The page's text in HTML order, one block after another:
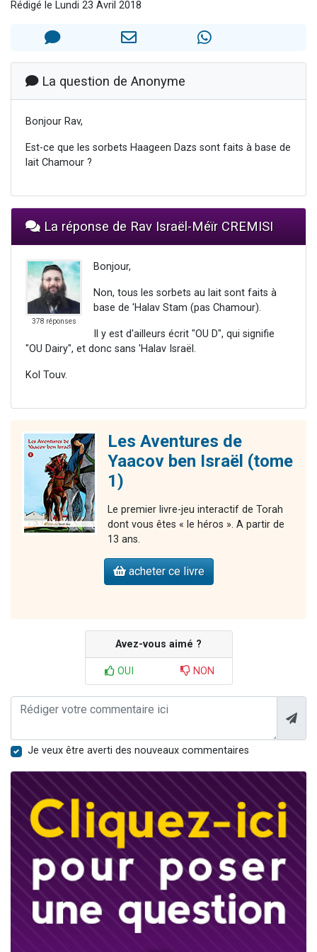
Il reste 49 places pour étudier en groupe sur Zoom
12 nouvelles musiques dans Torah-Box Music
2 personnes viennent de nous rejoindre sur WhatsApp
Rédigé le Lundi 23 Avril 2018
La question de Anonyme
Bonjour Rav,
Est-ce que les sorbets Haageen Dazs sont faits à base de
lait Chamour ?
La réponse de Rav Israël-Méïr CREMISI
378 réponses
Bonjour,
Non, tous les sorbets au lait sont faits à
base de 'Halav Stam (pas Chamour).
Il y est d'ailleurs écrit "OU D", qui signifie
"OU Dairy", et donc sans 'Halav Israël.
Kol Touv.
Les Aventures de
Yaacov ben Israël (tome
1)
Le premier livre-jeu interactif de Torah
dont vous êtes « le héros ». A partir de
13 ans.
acheter ce livre
Avez-vous aimé ?
OUI NON
Je veux être averti des nouveaux commentaires